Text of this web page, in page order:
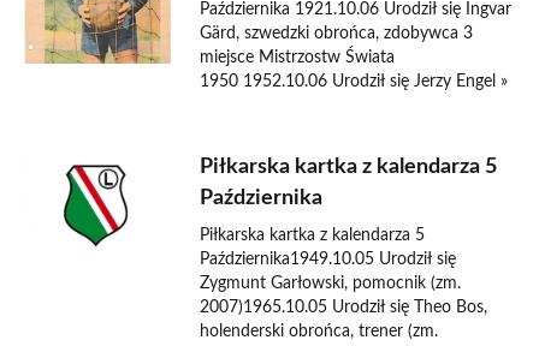
Października 1921.10.06 Urodził się Ingvar
Gärd, szwedzki obrońca, zdobywca 3
miejsce Mistrzostw Świata
1950 1952.10.06 Urodził się Jerzy Engel »
Piłkarska kartka z kalendarza 5
Października
Piłkarska kartka z kalendarza 5
Października1949.10.05 Urodził się
Zygmunt Garłowski, pomocnik (zm.
2007)1965.10.05 Urodził się Theo Bos,
holenderski obrońca, trener (zm.